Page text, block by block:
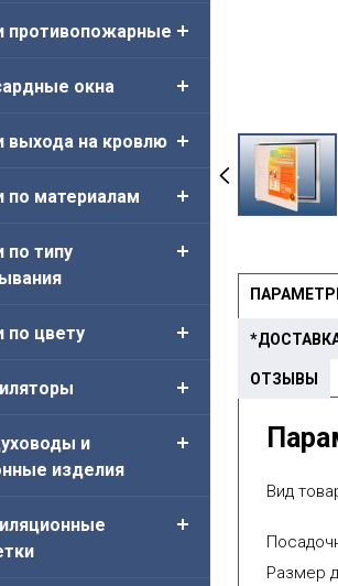
противопожарные
окна
выхода на кровлю
по материалам
по типу
по цвету
и
изделия
ОТЗЫВЫ
Вид
Размер